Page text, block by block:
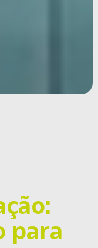
para